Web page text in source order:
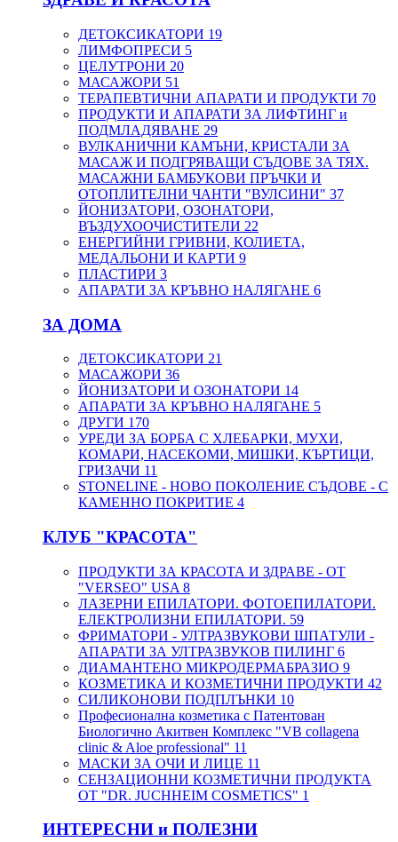
ДЕТОКСИКАТОРИ 19
ЛИМФОПРЕСИ 5
ЦЕЛУТРОНИ 20
МАСАЖОРИ 51
ТЕРАПЕВТИЧНИ АПАРАТИ И ПРОДУКТИ 70
ПРОДУКТИ И АПАРАТИ ЗА ЛИФТИНГ и
ПОДМЛАДЯВАНЕ 29
ВУЛКАНИЧНИ КАМЪНИ, КРИСТАЛИ ЗА
МАСАЖ И ПОДГРЯВАЩИ СЪДОВЕ ЗА ТЯХ.
МАСАЖНИ БАМБУКОВИ ПРЪЧКИ И
ОТОПЛИТЕЛНИ ЧАНТИ "ВУЛСИНИ" 37
ЙОНИЗАТОРИ, ОЗОНАТОРИ,
ВЪЗДУХООЧИСТИТЕЛИ 22
ЕНЕРГИЙНИ ГРИВНИ, КОЛИЕТА,
МЕДАЛЬОНИ И КАРТИ 9
ПЛАСТИРИ 3
АПАРАТИ ЗА КРЪВНО НАЛЯГАНЕ 6
ЗА ДОМА
ДЕТОКСИКАТОРИ 21
МАСАЖОРИ 36
ЙОНИЗАТОРИ И ОЗОНАТОРИ 14
АПАРАТИ ЗА КРЪВНО НАЛЯГАНЕ 5
ДРУГИ 170
УРЕДИ ЗА БОРБА С ХЛЕБАРКИ, МУХИ,
КОМАРИ, НАСЕКОМИ, МИШКИ, КЪРТИЦИ,
ГРИЗАЧИ 11
STONELINE - НОВО ПОКОЛЕНИЕ СЪДОВЕ - С
КАМЕННО ПОКРИТИЕ 4
КЛУБ "КРАСОТА"
ПРОДУКТИ ЗА КРАСОТА И ЗДРАВЕ - ОТ
"VERSEO" USA 8
ЛАЗЕРНИ ЕПИЛАТОРИ. ФОТОЕПИЛАТОРИ.
ЕЛЕКТРОЛИЗНИ ЕПИЛАТОРИ. 59
ФРИМАТОРИ - УЛТРАЗВУКОВИ ШПАТУЛИ -
АПАРАТИ ЗА УЛТРАЗВУКОВ ПИЛИНГ 6
ДИАМАНТЕНО МИКРОДЕРМАБРАЗИО 9
КОЗМЕТИКА И КОЗМЕТИЧНИ ПРОДУКТИ 42
СИЛИКОНОВИ ПОДПЛЪНКИ 10
Професионална козметика с Патентован
Биологично Акитвен Комплекс "VB collagena
clinic & Aloe professional" 11
МАСКИ ЗА ОЧИ И ЛИЦЕ 11
СЕНЗАЦИОННИ КОЗМЕТИЧНИ ПРОДУКТА
ОТ "DR. JUCHHEIM COSMETICS" 1
ИНТЕРЕСНИ и ПОЛЕЗНИ